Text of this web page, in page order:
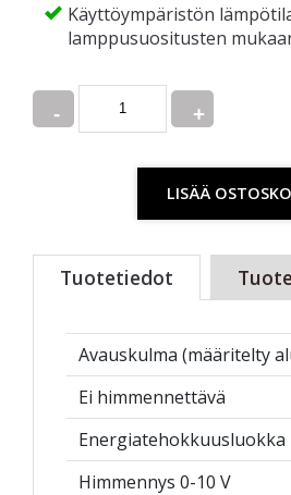
Käyttöympäristön lämpötila
lamppusuositusten
Quantity
LISÄÄ
Tuotetiedot
Avauskulma (määritelty
Ei himmennettävä
Energiatehokkuusluokka
Himmennys 0-10 V